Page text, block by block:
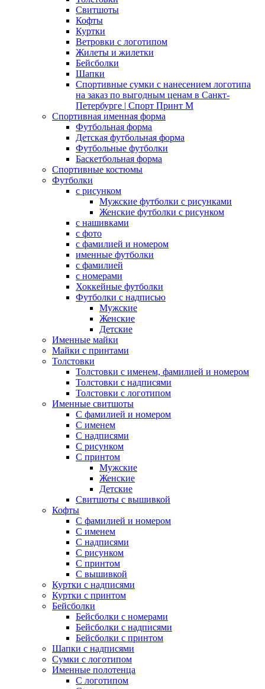
Свитшоты
Кофты
Куртки
Ветровки с логотипом
Жилеты и жилетки
Бейсболки
Шапки
Спортивные сумки с нанесением логотипа
на заказ по выгодным ценам в Санкт-
Петербурге | Спорт Принт М
Спортивная именная форма
Футбольная форма
Детская футбольная форма
Футбольные футболки
Баскетбольная форма
Спортивные костюмы
Футболки
с рисунком
Мужские футболки с рисунками
Женские футболки с рисунком
с нашивками
с фото
с фамилией и номером
именные футболки
с фамилией
с номерами
Хоккейные футболки
Футболки с надписью
Мужские
Женские
Детские
Именные майки
Майки с принтами
Толстовки
Толстовки с именем, фамилией и номером
Толстовки с надписями
Толстовки с логотипом
Именные свитшоты
С фамилией и номером
С именем
С надписями
С рисунком
С принтом
Мужские
Женские
Детские
Свитшоты с вышивкой
Кофты
С фамилией и номером
С именем
С надписями
С рисунком
С принтом
С вышивкой
Куртки с надписями
Куртки с принтом
Бейсболки
Бейсболки с номерами
Бейсболки с надписями
Бейсболки с принтом
Шапки с надписями
Сумки с логотипом
Именные полотенца
С логотипом